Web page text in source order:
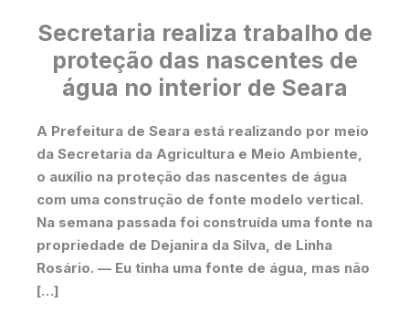
Secretaria realiza trabalho de
proteção das nascentes de
água no interior de Seara
A Prefeitura de Seara está realizando por meio
da Secretaria da Agricultura e Meio Ambiente,
o auxílio na proteção das nascentes de água
com uma construção de fonte modelo vertical.
Na semana passada foi construída uma fonte na
propriedade de Dejanira da Silva, de Linha
Rosário. — Eu tinha uma fonte de água, mas não
[…]